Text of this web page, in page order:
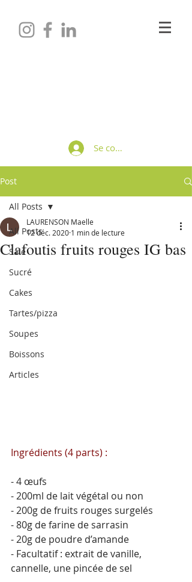
Se connecter
Post
All Posts
Salé
Sucré
Cakes
Tartes/pizza
Soupes
Boissons
Articles
All Posts
Clafoutis fruits rouges IG bas
LAURENSON Maelle
12 déc. 2020 1 min de lecture
Ingrédients (4 parts) :
- 4 œufs
- 200ml de lait végétal ou non
- 200g de fruits rouges surgelés
- 80g de farine de sarrasin
- 20g de poudre d’amande
- Facultatif : extrait de vanille,
cannelle, une pincée de sel